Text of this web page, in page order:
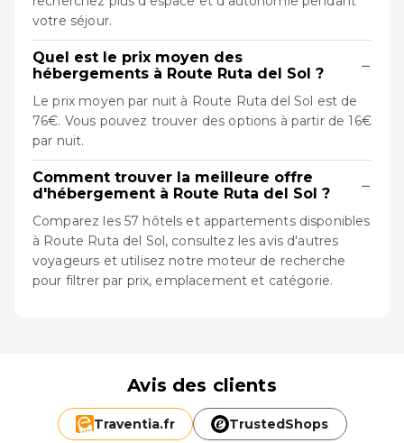
votre séjour.
Quel est le prix moyen des
hébergements à Route Ruta del Sol ?
−
Le prix moyen par nuit à Route Ruta del Sol est de
76€. Vous pouvez trouver des options à partir de 16€
par nuit.
Comment trouver la meilleure offre
d'hébergement à Route Ruta del Sol ?
−
Comparez les 57 hôtels et appartements disponibles
à Route Ruta del Sol, consultez les avis d'autres
voyageurs et utilisez notre moteur de recherche
pour filtrer par prix, emplacement et catégorie.
Avis des clients
Traventia.fr TrustedShops